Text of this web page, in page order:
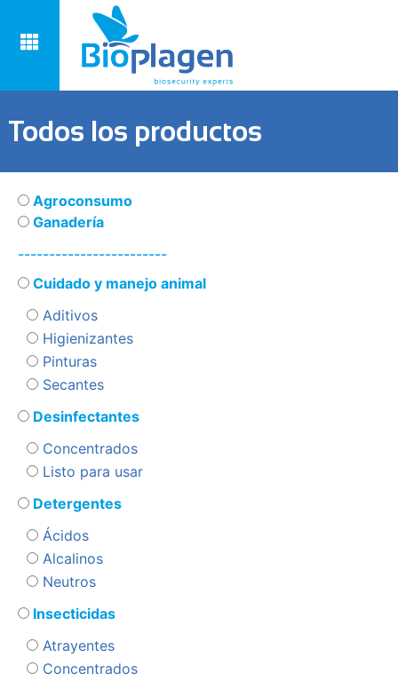
Todos los productos
Agroconsumo
Ganadería
------------------------
Cuidado y manejo animal
Aditivos
Higienizantes
Pinturas
Secantes
Desinfectantes
Concentrados
Listo para usar
Detergentes
Ácidos
Alcalinos
Neutros
Insecticidas
Atrayentes
Concentrados